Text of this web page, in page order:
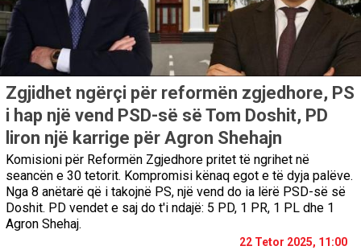
Zgjidhet ngërçi për reformën zgjedhore, PS
i hap një vend PSD-së së Tom Doshit, PD
liron një karrige për Agron Shehajn
Komisioni për Reformën Zgjedhore pritet të ngrihet në
seancën e 30 tetorit. Kompromisi kënaq egot e të dyja palëve.
Nga 8 anëtarë që i takojnë PS, një vend do ia lërë PSD-së së
Doshit. PD vendet e saj do t'i ndajë: 5 PD, 1 PR, 1 PL dhe 1
Agron Shehaj.
22 Tetor 2025, 11:00